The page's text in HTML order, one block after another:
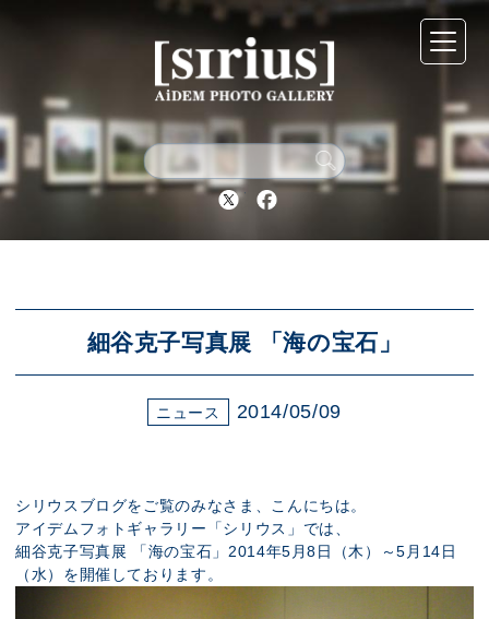
Twitter Facebook
細谷克子写真展 「海の宝石」
ニュース 2014/05/09
シリウスブログをご覧のみなさま、こんにちは。
アイデムフォトギャラリー「シリウス」では、
細谷克子写真展 「海の宝石」2014年5月8日（木）～5月14日
（水）を開催しております。
シリウスについて
展示スケジュール
アクセス